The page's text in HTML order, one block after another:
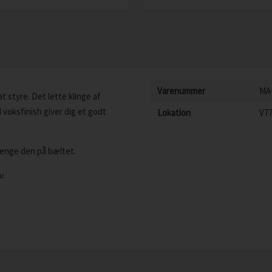
styre. Det lette klinge af
giver dig et godt
den på bæltet.
Varenummer
Lokation